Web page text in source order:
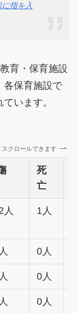
指を入
育・保育施設
各保育施設で
います。
スクロールできます
死
亡
人 1人
0人
0人
0人